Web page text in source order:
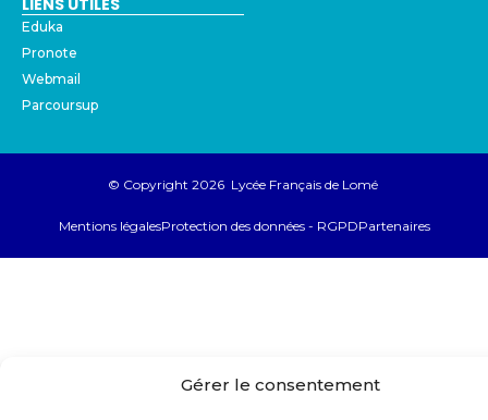
Gérer le consentement
LIENS UTILES
Eduka
Pronote
Webmail
Parcoursup
© Copyright 2026 Lycée Français de Lomé
Mentions légalesProtection des données - RGPDPartenaires